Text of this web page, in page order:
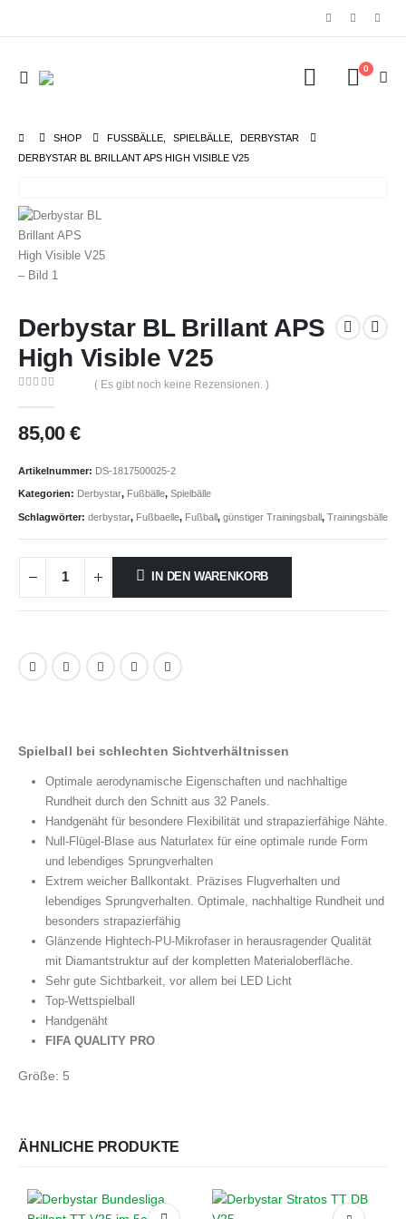
0
SHOP FUSSBÄLLE SPIELBÄLLE
DERBYSTAR
DERBYSTAR BL BRILLANT APS HIGH VISIBLE V25
Derbystar BL Brillant APS
High Visible V25
( Es gibt noch keine Rezensionen. )
85,00€
Artikelnummer: DS-1817500025-2
Kategorien: Derbystar, Fußbälle, Spielbälle
Schlagwörter: derbystar, Fußbaelle, Fußball, günstiger Trainingsball, Trainingsbälle
IN DEN WARENKORB
Spielball bei schlechten Sichtverhältnissen
Optimale aerodynamische Eigenschaften und nachhaltige
Rundheit durch den Schnitt aus 32 Panels.
Handgenäht für besondere Flexibilität und strapazierfähige Nähte.
Null-Flügel-Blase aus Naturlatex für eine optimale runde Form
und lebendiges Sprungverhalten
Extrem weicher Ballkontakt. Präzises Flugverhalten und
lebendiges Sprungverhalten. Optimale, nachhaltige Rundheit und
besonders strapazierfähig
Glänzende Hightech-PU-Mikrofaser in herausragender Qualität
mit Diamantstruktur auf der kompletten Materialoberfläche.
Sehr gute Sichtbarkeit, vor allem bei LED Licht
Top-Wettspielball
Handgenäht
FIFA QUALITY PRO
Größe: 5
ÄHNLICHE PRODUKTE